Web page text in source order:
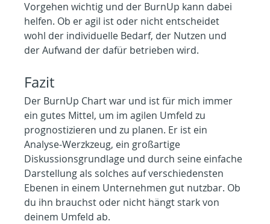
Vorgehen wichtig und der BurnUp kann dabei
helfen. Ob er agil ist oder nicht entscheidet
wohl der individuelle Bedarf, der Nutzen und
der Aufwand der dafür betrieben wird.
Fazit
Der BurnUp Chart war und ist für mich immer
ein gutes Mittel, um im agilen Umfeld zu
prognostizieren und zu planen. Er ist ein
Analyse-Werzkzeug, ein großartige
Diskussionsgrundlage und durch seine einfache
Darstellung als solches auf verschiedensten
Ebenen in einem Unternehmen gut nutzbar. Ob
du ihn brauchst oder nicht hängt stark von
deinem Umfeld ab.